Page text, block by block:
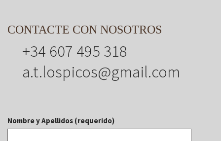
CONTACTE CON NOSOTROS
+34 607 495 318
a.t.lospicos@gmail.com
Nombre y Apellidos (requerido)